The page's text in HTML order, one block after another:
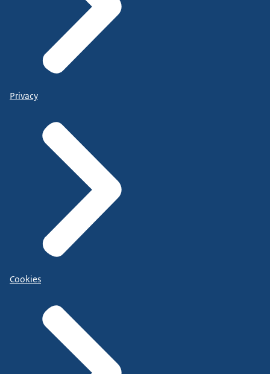
Privacy
Cookies